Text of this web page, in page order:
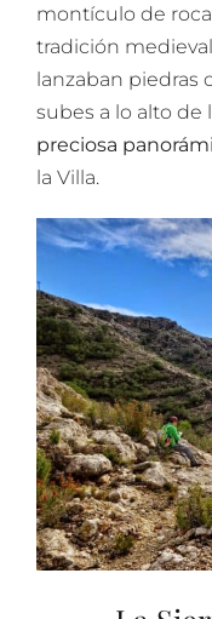
montículo de
tradición
lanzaban piedras
subes a lo alto de
preciosa
la Villa.